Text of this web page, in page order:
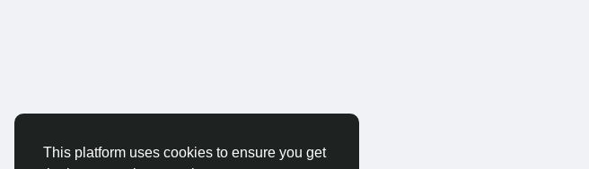
This platform uses cookies to ensure you get